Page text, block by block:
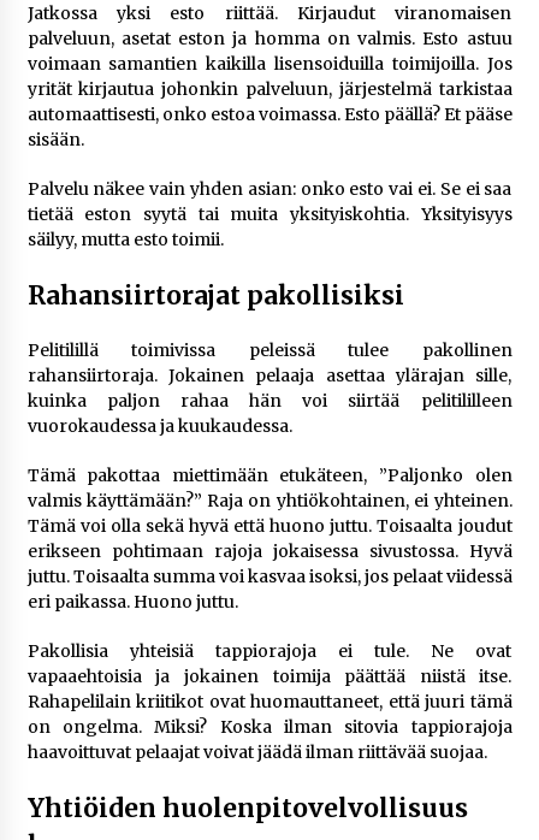
Jatkossa yksi esto riittää. Kirjaudut viranomaisen
palveluun, asetat eston ja homma on valmis. Esto astuu
voimaan samantien kaikilla lisensoiduilla toimijoilla. Jos
yrität kirjautua johonkin palveluun, järjestelmä tarkistaa
automaattisesti, onko estoa voimassa. Esto päällä? Et pääse
sisään.
Palvelu näkee vain yhden asian: onko esto vai ei. Se ei saa
tietää eston syytä tai muita yksityiskohtia. Yksityisyys
säilyy, mutta esto toimii.
Rahansiirtorajat pakollisiksi
Pelitilillä toimivissa peleissä tulee pakollinen
rahansiirtoraja. Jokainen pelaaja asettaa ylärajan sille,
kuinka paljon rahaa hän voi siirtää pelitililleen
vuorokaudessa ja kuukaudessa.
Tämä pakottaa miettimään etukäteen, ”Paljonko olen
valmis käyttämään?” Raja on yhtiökohtainen, ei yhteinen.
Tämä voi olla sekä hyvä että huono juttu. Toisaalta joudut
erikseen pohtimaan rajoja jokaisessa sivustossa. Hyvä
juttu. Toisaalta summa voi kasvaa isoksi, jos pelaat viidessä
eri paikassa. Huono juttu.
Pakollisia yhteisiä tappiorajoja ei tule. Ne ovat
vapaaehtoisia ja jokainen toimija päättää niistä itse.
Rahapelilain kriitikot ovat huomauttaneet, että juuri tämä
on ongelma. Miksi? Koska ilman sitovia tappiorajoja
haavoittuvat pelaajat voivat jäädä ilman riittävää suojaa.
Yhtiöiden huolenpitovelvollisuus